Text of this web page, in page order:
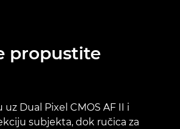
propustite
Dual Pixel CMOS AF II i
subjekta, dok ručica za